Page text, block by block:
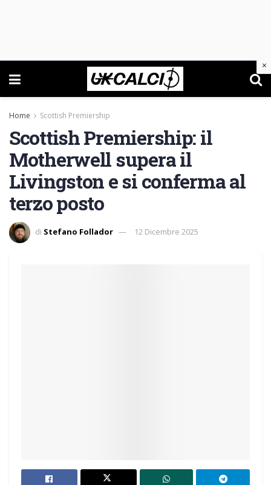
Home Scottish Premiership
Scottish Premiership: il
Motherwell supera il
Livingston e si conferma al
terzo posto
di Stefano Follador 12 Dicembre 2025
×